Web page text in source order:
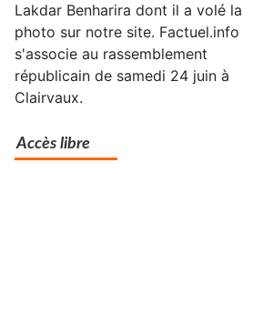
Lakdar Benharira dont il a volé la
photo sur notre site. Factuel.info
s'associe au rassemblement
républicain de samedi 24 juin à
Clairvaux.
Accès libre